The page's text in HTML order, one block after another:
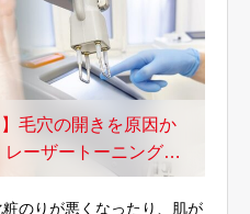
毛穴の開きを原因か
ーザートーニングと
のりが悪くなったり、肌が